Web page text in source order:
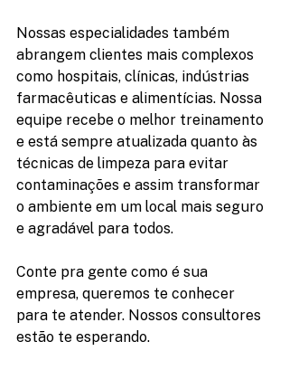
Nossas especialidades também
abrangem clientes mais complexos
como hospitais, clínicas, indústrias
farmacêuticas e alimentícias. Nossa
equipe recebe o melhor treinamento
e está sempre atualizada quanto às
técnicas de limpeza para evitar
contaminações e assim transformar
o ambiente em um local mais seguro
e agradável para todos.
Conte pra gente como é sua
empresa, queremos te conhecer
para te atender. Nossos consultores
estão te esperando.